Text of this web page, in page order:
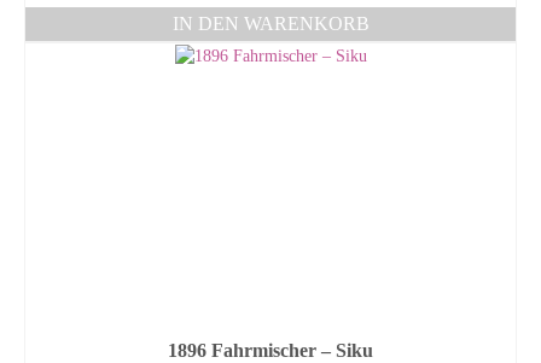
IN DEN WARENKORB
1896 Fahrmischer – Siku